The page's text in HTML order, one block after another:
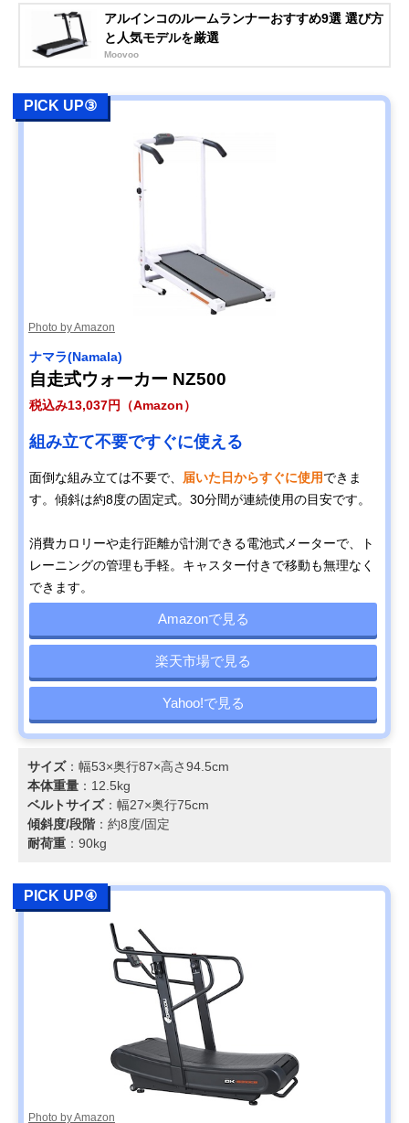
アルインコのルームランナーおすすめ9選 選び方
と人気モデルを厳選
Moovoo
PICK UP③
Photo by Amazon
ナマラ(Namala)
自走式ウォーカー NZ500
税込み13,037円（Amazon）
組み立て不要ですぐに使える
面倒な組み立ては不要で、 届いた日からすぐに使用できま
す。傾斜は約8度の固定式。30分間が連続使用の目安です。
消費カロリーや走行距離が計測できる電池式メーターで、ト
レーニングの管理も手軽。キャスター付きで移動も無理なく
できます。
Amazonで見る
楽天市場で見る
Yahoo!で見る
サイズ：幅53×奥行87×高さ94.5cm
本体重量 ：12.5kg
ベルトサイズ：幅27×奥行75cm
傾斜度/段階：約8度/固定
耐荷重 ：90kg
PICK UP④
Photo by Amazon